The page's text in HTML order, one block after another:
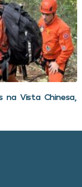
na Vista Chinesa,